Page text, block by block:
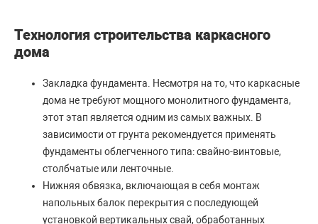
Технология строительства каркасного
дома
Закладка фундамента. Несмотря на то, что каркасные
дома не требуют мощного монолитного фундамента,
этот этап является одним из самых важных. В
зависимости от грунта рекомендуется применять
фундаменты облегченного типа: свайно-винтовые,
столбчатые или ленточные.
Нижняя обвязка, включающая в себя монтаж
напольных балок перекрытия с последующей
установкой вертикальных свай, обработанных